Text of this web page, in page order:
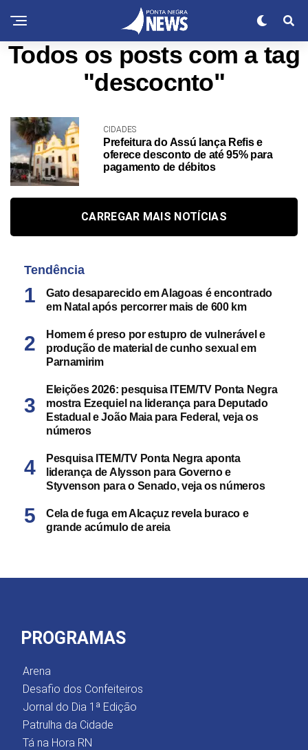
Todos os posts com a tag
"descocnto"
CIDADES
Prefeitura do Assú lança Refis e
oferece desconto de até 95% para
pagamento de débitos
CARREGAR MAIS NOTÍCIAS
Tendência
Gato desaparecido em Alagoas é encontrado
em Natal após percorrer mais de 600 km
Homem é preso por estupro de vulnerável e
produção de material de cunho sexual em
Parnamirim
Eleições 2026: pesquisa ITEM/TV Ponta Negra
mostra Ezequiel na liderança para Deputado
Estadual e João Maia para Federal, veja os
números
Pesquisa ITEM/TV Ponta Negra aponta
liderança de Alysson para Governo e
Styvenson para o Senado, veja os números
Cela de fuga em Alcaçuz revela buraco e
grande acúmulo de areia
PROGRAMAS
Arena
Desafio dos Confeiteiros
Jornal do Dia 1ª Edição
Patrulha da Cidade
Tá na Hora RN